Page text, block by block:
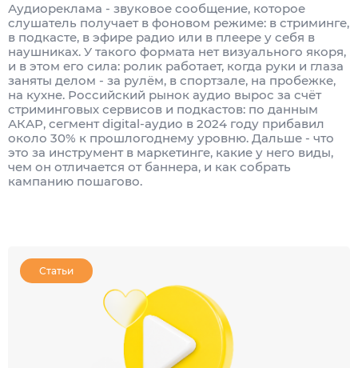
Аудиореклама - звуковое сообщение, которое
слушатель получает в фоновом режиме: в стриминге,
в подкасте, в эфире радио или в плеере у себя в
наушниках. У такого формата нет визуального якоря,
и в этом его сила: ролик работает, когда руки и глаза
заняты делом - за рулём, в спортзале, на пробежке,
на кухне. Российский рынок аудио вырос за счёт
стриминговых сервисов и подкастов: по данным
АКАР, сегмент digital-аудио в 2024 году прибавил
около 30% к прошлогоднему уровню. Дальше - что
это за инструмент в маркетинге, какие у него виды,
чем он отличается от баннера, и как собрать
кампанию пошагово.
Статьи